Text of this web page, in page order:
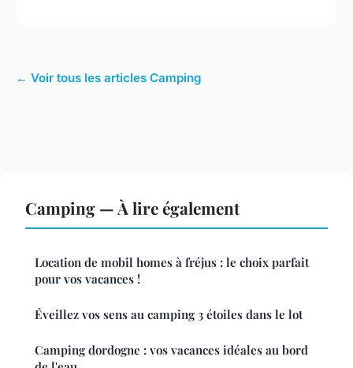
← Voir tous les articles Camping
Camping — À lire également
Location de mobil homes à fréjus : le choix parfait
pour vos vacances !
Éveillez vos sens au camping 3 étoiles dans le lot
Camping dordogne : vos vacances idéales au bord